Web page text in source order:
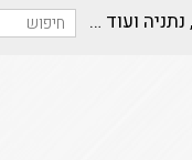
נתניה ועוד …